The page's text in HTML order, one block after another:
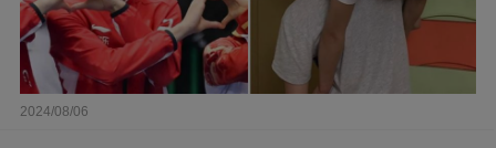
2024/08/06